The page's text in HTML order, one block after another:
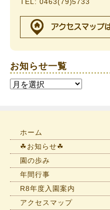
お知らせ一覧
お
ホーム
☘お知らせ☘
園の歩み
年間行事
R8年度入園案内
アクセスマップ